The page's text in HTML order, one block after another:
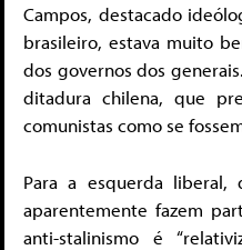
Campos, destacado
brasileiro, estava muito
dos governos dos
ditadura chilena, que
comunistas como se
Para a esquerda liberal,
aparentemente fazem
anti-stalinismo é